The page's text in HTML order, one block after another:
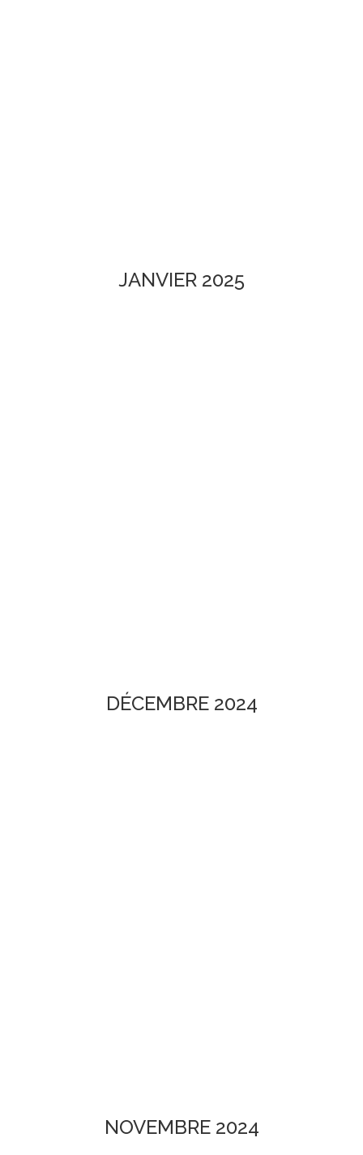
JANVIER 2025
DÉCEMBRE 2024
NOVEMBRE 2024